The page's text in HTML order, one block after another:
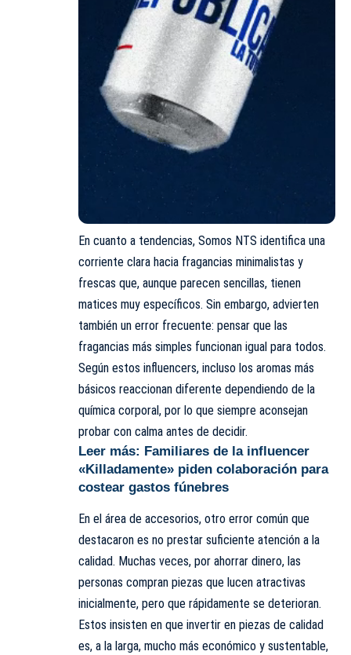
En cuanto a tendencias, Somos NTS identifica una
corriente clara hacia fragancias minimalistas y
frescas que, aunque parecen sencillas, tienen
matices muy específicos. Sin embargo, advierten
también un error frecuente: pensar que las
fragancias más simples funcionan igual para todos.
Según estos influencers, incluso los aromas más
básicos reaccionan diferente dependiendo de la
química corporal, por lo que siempre aconsejan
probar con calma antes de decidir.
Leer más: Familiares de la influencer
«Killadamente» piden colaboración para
costear gastos fúnebres
En el área de accesorios, otro error común que
destacaron es no prestar suficiente atención a la
calidad. Muchas veces, por ahorrar dinero, las
personas compran piezas que lucen atractivas
inicialmente, pero que rápidamente se deterioran.
Estos insisten en que invertir en piezas de calidad
es, a la larga, mucho más económico y sustentable,